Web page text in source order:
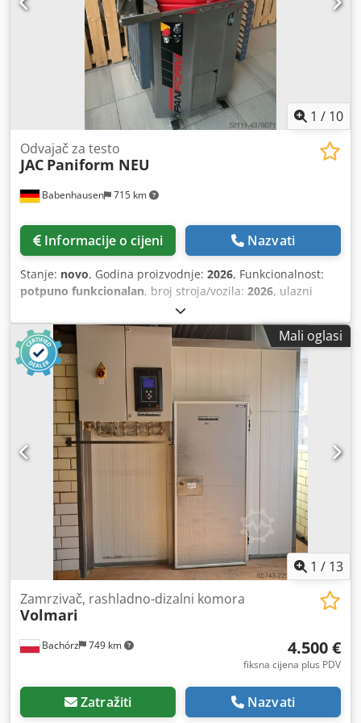
generalno popravljena mašina s jamstvom + usluga
dostave rezervnih dijelova Djdpfx Aiew Hvygj Reck Opcija:
Postolje ili podvozje Valjak Paket usluga Usluga dostave
Ugovor o održavanju Kutija s rezervnim dijelovima Obuka i
puštanje u rad Imamo veliki izbor strojeva za dijeljenje
1 / 10
Babenhausen 715 km
Odvajač za testo
JAC Paniform NEU
Informacije o cijeni Nazvati
Stanje: novo, Godina proizvodnje: 2026, Funkcionalnost:
potpuno funkcionalan, broj stroja/vozila: 2026, ulazni
, trajanje jamstva:
DGUV do:09/2028, vrsta ulazne struje:trofazni, ulazna
frekvencija:
, NOVO +++ Dijelilica tijesta JAC Paniform
+++ NOVO VRHUNSKI MODEL! - Težina tijesta od 150 g do
950 g - Automatsko dijeljenje i oblikovanje tijesta - Sustav
Easyflour omogućuje posipanje brašnom udubine za tijesto
u jednoj, glatkoj i ergonomskoj akciji - Automatsko
zaključavanje držača rešetke - Modularno rješenje
zahvaljujući djelomičnim i oblikovnim rešetkama - Štedi
prostor - Brzo i učinkovito - Višenamjensko - Nudi se 80
različitih rešetki - Do 3000 komada tijesta se dijeli i oblikuje
u satu samo kod nas, testirano prema DGUV V3 Priključak
400 V, CEE utikač 16 A NOVO s jamstvom + servis za
rezervne dijelove Opcija: Lizing i usluga najma Ugovor o
održavanju Usluga dostave Paket usluga Obuka i puštanje
u rad Posjetite našu trgovinu Milbrandt s brojnim
strojevima za pekarnu. Dcodpfx Aiefgvuie Rek
Mali oglasi
1 / 13
Bachórz 749 km
Zamrzivač, rashladno-dizalni komora
Volmari
4.500 €
fiksna cijena plus PDV
Zatražiti Nazvati